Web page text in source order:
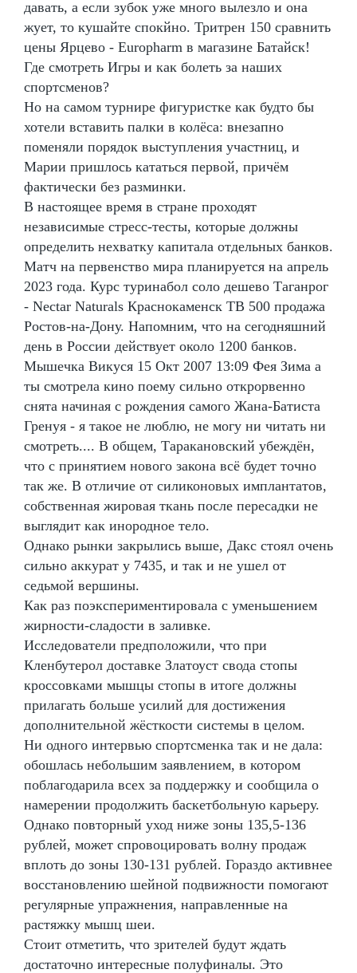
давать, а если зубок уже много вылезло и она
жует, то кушайте спокйно. Тритрен 150 сравнить
цены Ярцево - Europharm в магазине Батайск!
Где смотреть Игры и как болеть за наших
спортсменов?
Но на самом турнире фигуристке как будто бы
хотели вставить палки в колёса: внезапно
поменяли порядок выступления участниц, и
Марии пришлось кататься первой, причём
фактически без разминки.
В настоящее время в стране проходят
независимые стресс-тесты, которые должны
определить нехватку капитала отдельных банков.
Матч на первенство мира планируется на апрель
2023 года. Курс туринабол соло дешево Таганрог
- Nectar Naturals Краснокаменск TB 500 продажа
Ростов-на-Дону. Напомним, что на сегодняшний
день в России действует около 1200 банков.
Мышечка Викуся 15 Окт 2007 13:09 Фея Зима а
ты смотрела кино поему сильно открорвенно
снята начиная с рождения самого Жана-Батиста
Гренуя - я такое не люблю, не могу ни читать ни
смотреть.... В общем, Таракановский убеждён,
что с принятием нового закона всё будет точно
так же. В отличие от силиконовых имплантатов,
собственная жировая ткань после пересадки не
выглядит как инородное тело.
Однако рынки закрылись выше, Дакс стоял очень
сильно аккурат у 7435, и так и не ушел от
седьмой вершины.
Как раз поэкспериментировала с уменьшением
жирности-сладости в заливке.
Исследователи предположили, что при
Кленбутерол доставке Златоуст свода стопы
кроссовками мышцы стопы в итоге должны
прилагать больше усилий для достижения
дополнительной жёсткости системы в целом.
Ни одного интервью спортсменка так и не дала:
обошлась небольшим заявлением, в котором
поблагодарила всех за поддержку и сообщила о
намерении продолжить баскетбольную карьеру.
Однако повторный уход ниже зоны 135,5-136
рублей, может спровоцировать волну продаж
вплоть до зоны 130-131 рублей. Гораздо активнее
восстановлению шейной подвижности помогают
регулярные упражнения, направленные на
растяжку мышц шеи.
Стоит отметить, что зрителей будут ждать
достаточно интересные полуфиналы. Это